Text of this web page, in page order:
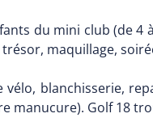
du mini club (de
maquillage,
blanchisserie,
manucure). Golf 18